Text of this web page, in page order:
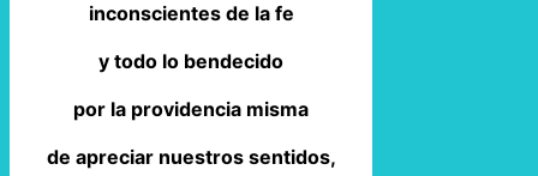
inconscientes de la fe
y todo lo bendecido
por la providencia misma
de apreciar nuestros sentidos,